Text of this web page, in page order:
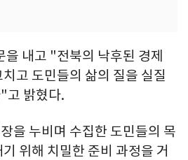
내고 "전북의 낙후된 경제
고 도민들의 삶의 질을 실질
고 밝혔다.
을 누비며 수집한 도민들의 목
위해 치밀한 준비 과정을 거